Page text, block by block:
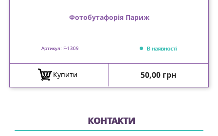
Фотобутафорія Париж
Артикул: F-1309 В наявності
Купити Ціна
50,00 грн
КОНТАКТИ